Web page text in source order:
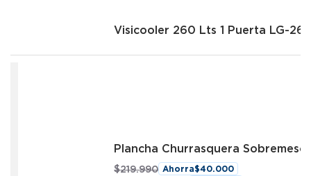
Visicooler 260 Lts 1 Puerta LG-
Plancha Churrasquera
$219.990 Ahorra$40.000